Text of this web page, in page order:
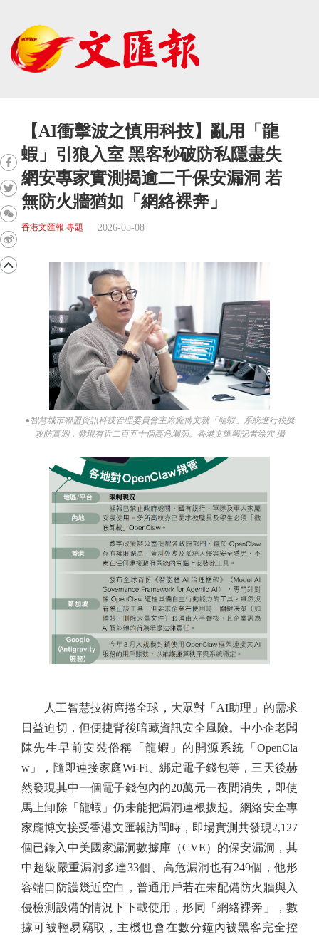
【AI衝擊波之慎用科技】亂用「龍
蝦」引狼入室 黑客秒破防私隱盡失
網安專家實測揭逾二千保安漏洞 若
無防火牆猶如「網絡裸奔」
香港文匯報 專題 2026-05-08
●智慧城市聯盟資訊科技管理委員會主席龐博文就「龍蝦」系統進行模擬
攻防實測，發現有近二百五十個高危漏洞。香港文匯報記者涂穴 攝
人工智慧技術席捲全球，大眾對「AI助理」的需求
日益迫切，但便捷背後暗藏資訊安全風險。中小企老闆
陳先生早前安裝俗稱「龍蝦」的開源系統「OpenCla
w」，隨即連接家庭Wi-Fi、綁定電子錢包等，三天後赫
然發現其中一個電子錢包內的20萬元一夜間消失，即使
馬上卸除「龍蝦」仍未能把漏洞連根拔起。網絡安全專
家龐博文接受香港文匯報訪問時，即場實測共發現2,127
個已錄入中美國家漏洞數據庫（CVE）的保安漏洞，其
中超級嚴重漏洞多達33個、高危漏洞也有249個，他形
容端口防護幾近空白，普通用戶若在未配備防火牆與入
侵檢測設備的情況下下載使用，形同「網絡裸奔」，數
據可被輕易竊取，主機也會在數分鐘內被黑客完全控